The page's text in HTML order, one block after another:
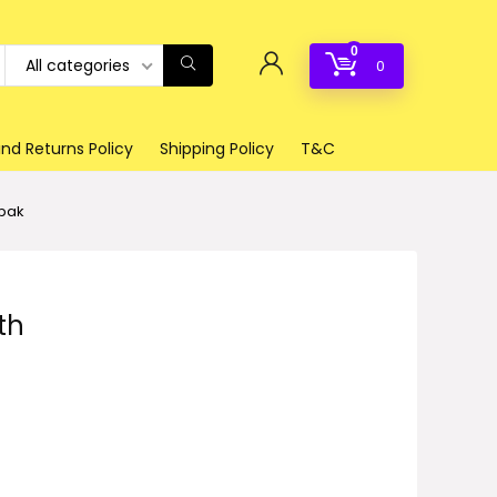
All categories
0
0
Returns Policy Shipping Policy T&C